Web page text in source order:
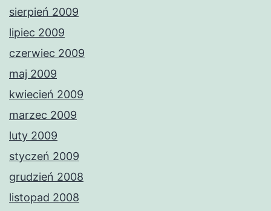
sierpień 2009
lipiec 2009
czerwiec 2009
maj 2009
kwiecień 2009
marzec 2009
luty 2009
styczeń 2009
grudzień 2008
listopad 2008